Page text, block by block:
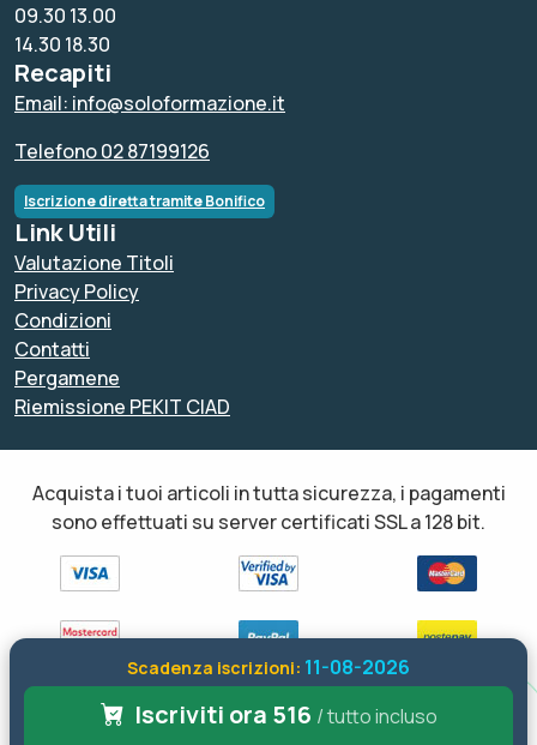
Scadenza iscrizioni: 11-08-2026
Iscriviti ora 516 / tutto incluso
09.30 13.00
14.30 18.30
Recapiti
Email: info@soloformazione.it
Telefono 02 87199126
Iscrizione diretta tramite Bonifico
Link Utili
Valutazione Titoli
Privacy Policy
Condizioni
Contatti
Pergamene
Riemissione PEKIT CIAD
Acquista i tuoi articoli in tutta sicurezza, i pagamenti
sono effettuati su server certificati SSL a 128 bit.
Tutti i diritti sono riservati ed è vietata anche la riproduzione